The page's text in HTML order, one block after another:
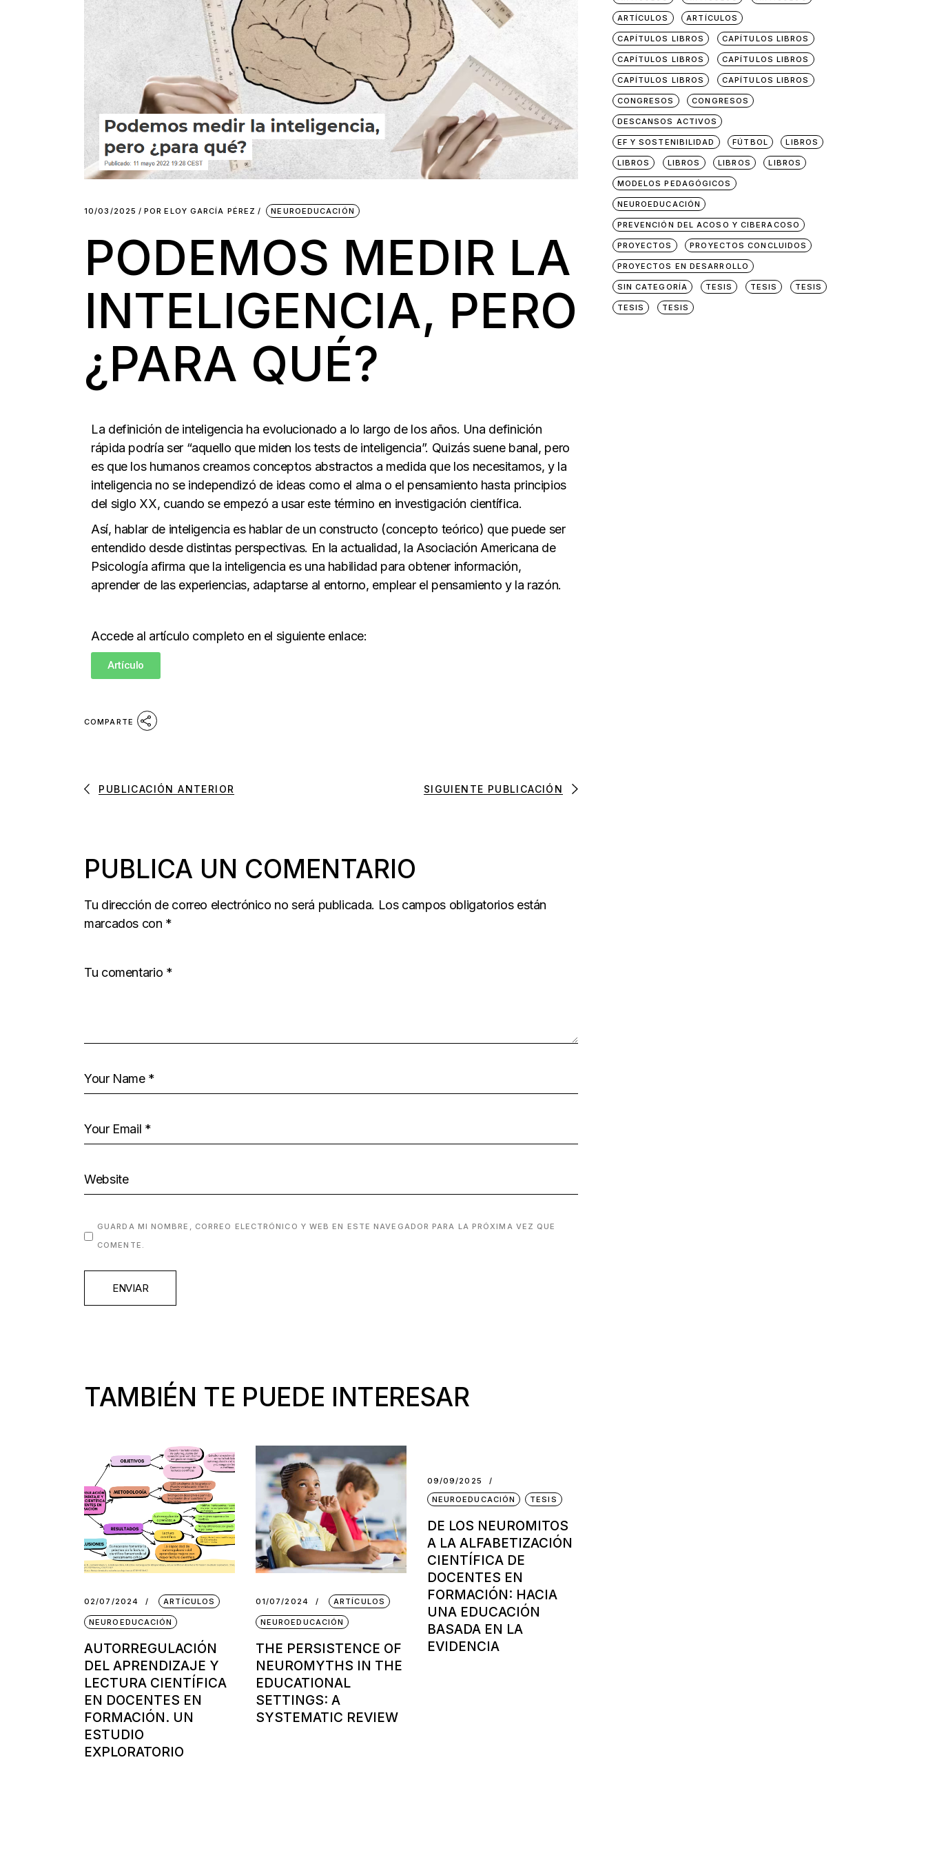
10/03/2025 POR ELOY GARCÍA PÉREZ NEUROEDUCACIÓN
PODEMOS MEDIR LA
INTELIGENCIA, PERO
¿PARA QUÉ?
La definición de inteligencia ha evolucionado a lo largo de los años. Una definición
rápida podría ser “aquello que miden los tests de inteligencia”. Quizás suene banal, pero
es que los humanos creamos conceptos abstractos a medida que los necesitamos, y la
inteligencia no se independizó de ideas como el alma o el pensamiento hasta principios
del siglo XX, cuando se empezó a usar este término en investigación científica.
Así, hablar de inteligencia es hablar de un constructo (concepto teórico) que puede ser
entendido desde distintas perspectivas. En la actualidad, laAsociación Americana de
Psicología afirma que la inteligencia es una habilidad para obtener información,
aprender de las experiencias, adaptarse al entorno, emplear el pensamiento y la razón.
Accede al artículo completo en el siguiente enlace:
Artículo
COMPARTE
PUBLICACIÓN ANTERIOR SIGUIENTE PUBLICACIÓN
PUBLICA UN COMENTARIO
Tu dirección de correo electrónico no será publicada. Los campos obligatorios están
marcados con *
GUARDA MI NOMBRE, CORREO ELECTRÓNICO Y WEB EN ESTE NAVEGADOR PARA LA PRÓXIMA VEZ QUE
COMENTE.
ENVIAR
TAMBIÉN TE PUEDE INTERESAR
02/07/2024 ARTÍCULOS
NEUROEDUCACIÓN
AUTORREGULACIÓN
DEL APRENDIZAJE Y
LECTURA CIENTÍFICA
EN DOCENTES EN
FORMACIÓN. UN
ESTUDIO
EXPLORATORIO
01/07/2024 ARTÍCULOS
NEUROEDUCACIÓN
THE PERSISTENCE OF
NEUROMYTHS IN THE
EDUCATIONAL
SETTINGS: A
SYSTEMATIC REVIEW
09/09/2025
NEUROEDUCACIÓN
TESIS
DE LOS NEUROMITOS
A LA ALFABETIZACIÓN
CIENTÍFICA DE
DOCENTES EN
FORMACIÓN: HACIA
UNA EDUCACIÓN
BASADA EN LA
EVIDENCIA
ARTÍCULOS ARTÍCULOS
CAPÍTULOS LIBROS CAPÍTULOS LIBROS
CAPÍTULOS LIBROS CAPÍTULOS LIBROS
CAPÍTULOS LIBROS CAPÍTULOS LIBROS
CONGRESOS CONGRESOS
DESCANSOS ACTIVOS
EF Y SOSTENIBILIDAD FÚTBOL LIBROS
LIBROS LIBROS LIBROS LIBROS
MODELOS PEDAGÓGICOS
NEUROEDUCACIÓN
PREVENCIÓN DEL ACOSO Y CIBERACOSO
PROYECTOS PROYECTOS CONCLUIDOS
PROYECTOS EN DESARROLLO
SIN CATEGORÍA TESIS TESIS TESIS
TESIS TESIS